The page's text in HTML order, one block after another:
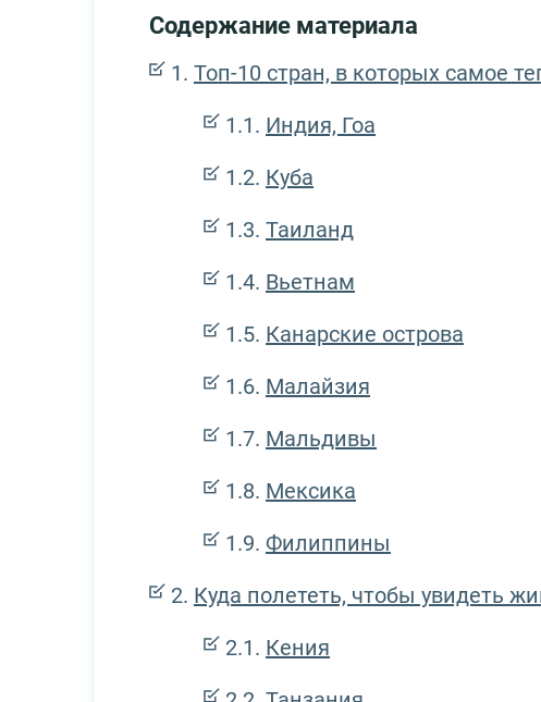
Содержание материала
Топ-10 стран, в которых самое
Индия, Гоа
Куба
Таиланд
Вьетнам
Канарские острова
Малайзия
Мальдивы
Мексика
Филиппины
Куда полететь, чтобы увидеть
Кения